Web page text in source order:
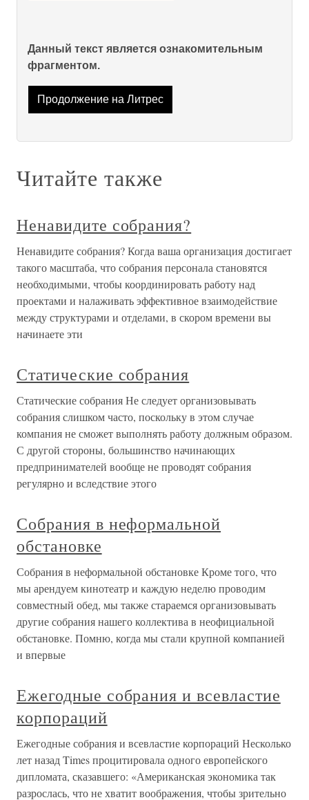
Данный текст является ознакомительным
фрагментом.
Продолжение на Литрес
Читайте также
Ненавидите собрания?
Ненавидите собрания? Когда ваша организация достигает
такого масштаба, что собрания персонала становятся
необходимыми, чтобы координировать работу над
проектами и налаживать эффективное взаимодействие
между структурами и отделами, в скором времени вы
начинаете эти
Статические собрания
Статические собрания Не следует организовывать
собрания слишком часто, поскольку в этом случае
компания не сможет выполнять работу должным образом.
С другой стороны, большинство начинающих
предпринимателей вообще не проводят собрания
регулярно и вследствие этого
Собрания в неформальной
обстановке
Собрания в неформальной обстановке Кроме того, что
мы арендуем кинотеатр и каждую неделю проводим
совместный обед, мы также стараемся организовывать
другие собрания нашего коллектива в неофициальной
обстановке. Помню, когда мы стали крупной компанией
и впервые
Ежегодные собрания и всевластие
корпораций
Ежегодные собрания и всевластие корпораций Несколько
лет назад Times процитировала одного европейского
дипломата, сказавшего: «Американская экономика так
разрослась, что не хватит воображения, чтобы зрительно